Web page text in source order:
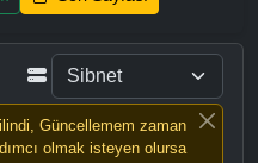
Güncellemem zaman
olmak isteyen olursa